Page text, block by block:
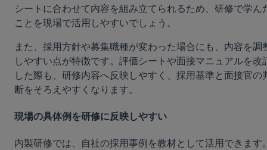
シートに合わせて内容を組み立てられるため、研修で学ん
ことを現場で活用しやすいでしょう。
また、採用方針や募集職種が変わった場合にも、内容を調
しやすい点が特徴です。評価シートや面接マニュアルを改
した際も、研修内容へ反映しやすく、採用基準と面接官の
断をそろえやすくなります。
現場の具体例を研修に反映しやすい
内製研修では、自社の採用事例を教材として活用できます